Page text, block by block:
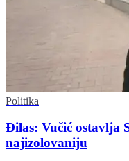
Politika
Đilas: Vučić ostavlja
najizolovaniju